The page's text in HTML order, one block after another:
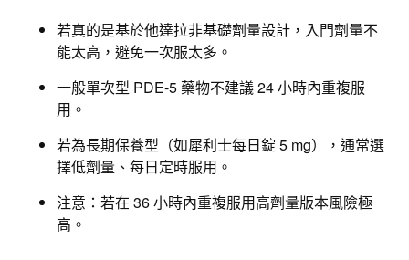
若真的是基於他達拉非基礎劑量設計，入門劑量不
能太高，避免一次服太多。
一般單次型 PDE-5 藥物不建議 24 小時內重複服
用。
若為長期保養型（如犀利士每日錠 5 mg），通常選
擇低劑量、每日定時服用。​
注意：若在 36 小時內重複服用高劑量版本風險極
高。​